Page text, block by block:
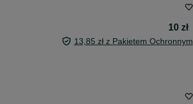
10 zł
13,85 zł z Pakietem Ochronnym